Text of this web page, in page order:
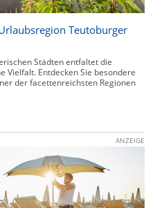
Teutoburger
Städten entfaltet die
Vielfalt. Entdecken Sie besondere
der facettenreichsten Regionen
ANZEIGE